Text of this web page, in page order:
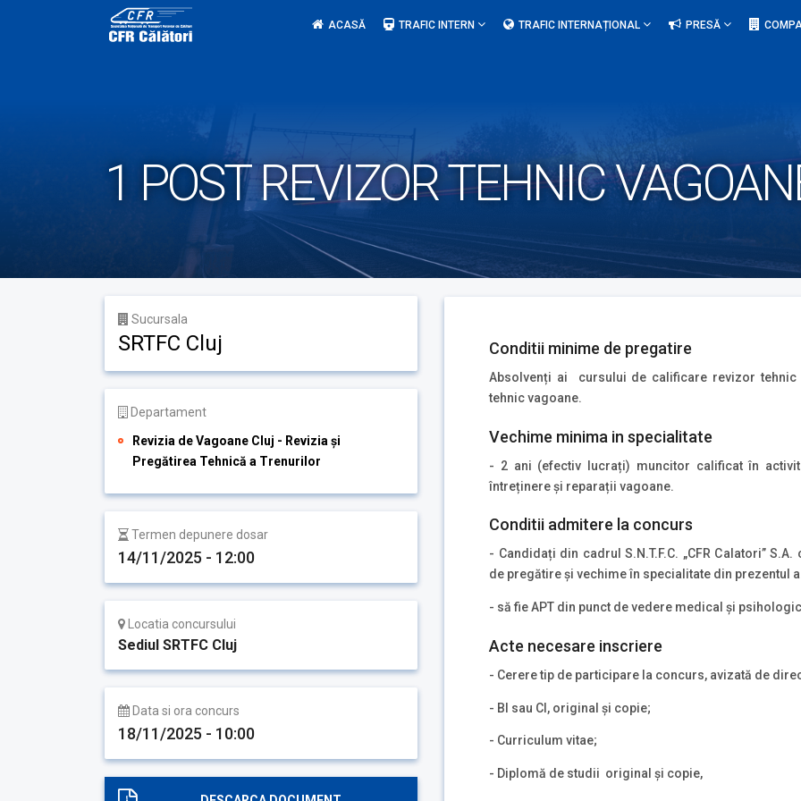
ACASĂ TRAFIC INTERN TRAFIC INTERNAȚIONAL PRESĂ
1 POST REVIZOR TEHNIC
Sucursala
SRTFC Cluj
Departament
Revizia de Vagoane Cluj - Revizia și
Pregătirea Tehnică a Trenurilor
Termen depunere dosar
14/11/2025 - 12:00
Locatia concursului
Sediul SRTFC Cluj
Data si ora concurs
18/11/2025 - 10:00
Conditii minime de pregatire
Absolvenți ai cursului de calificare revizor
tehnic vagoane.
Vechime minima in specialitate
- 2 ani (efectiv lucrați) muncitor calificat în
întreținere și reparații vagoane.
Conditii admitere la concurs
- Candidați din cadrul S.N.T.F.C. „CFR Calatori”
de pregătire și vechime în specialitate din prezentul
- să fie APT din punct de vedere medical și
Acte necesare inscriere
- Cerere tip de participare la concurs, avizată de
- BI sau CI, original și copie;
- Curriculum vitae;
- Diplomă de studii original și copie,